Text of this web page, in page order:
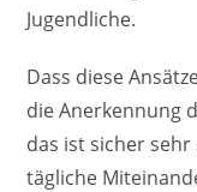
Jugendliche.
Dass diese
die Anerkennung
das ist sicher
tägliche